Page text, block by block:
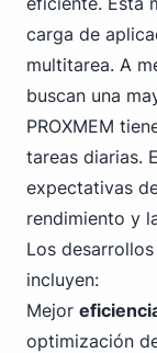
carga de
multitarea. A
buscan una
PROXMEM
tareas diarias.
expectativas
rendimiento y
Los
incluyen:
Mejor
optimización